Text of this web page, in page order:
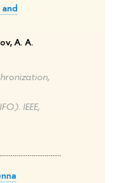
A. A.
IEEE,